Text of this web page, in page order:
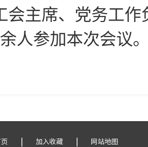
会主席、党务工
人参加本次会议
| 加入收藏 |
网站地图